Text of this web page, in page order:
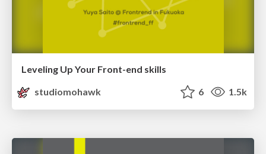
Leveling Up Your Front-end skills
studiomohawk
6 1.5k